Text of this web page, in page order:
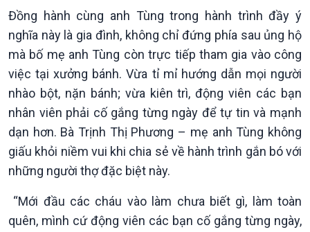
Đồng hành cùng anh Tùng trong hành trình đầy ý
nghĩa này là gia đình, không chỉ đứng phía sau ủng hộ
mà bố mẹ anh Tùng còn trực tiếp tham gia vào công
việc tại xưởng bánh. Vừa tỉ mỉ hướng dẫn mọi người
nhào bột, nặn bánh; vừa kiên trì, động viên các bạn
nhân viên phải cố gắng từng ngày để tự tin và mạnh
dạn hơn. Bà Trịnh Thị Phương – mẹ anh Tùng không
giấu khỏi niềm vui khi chia sẻ về hành trình gắn bó với
những người thợ đặc biệt này.
“Mới đầu các cháu vào làm chưa biết gì, làm toàn
quên, mình cứ động viên các bạn cố gắng từng ngày,